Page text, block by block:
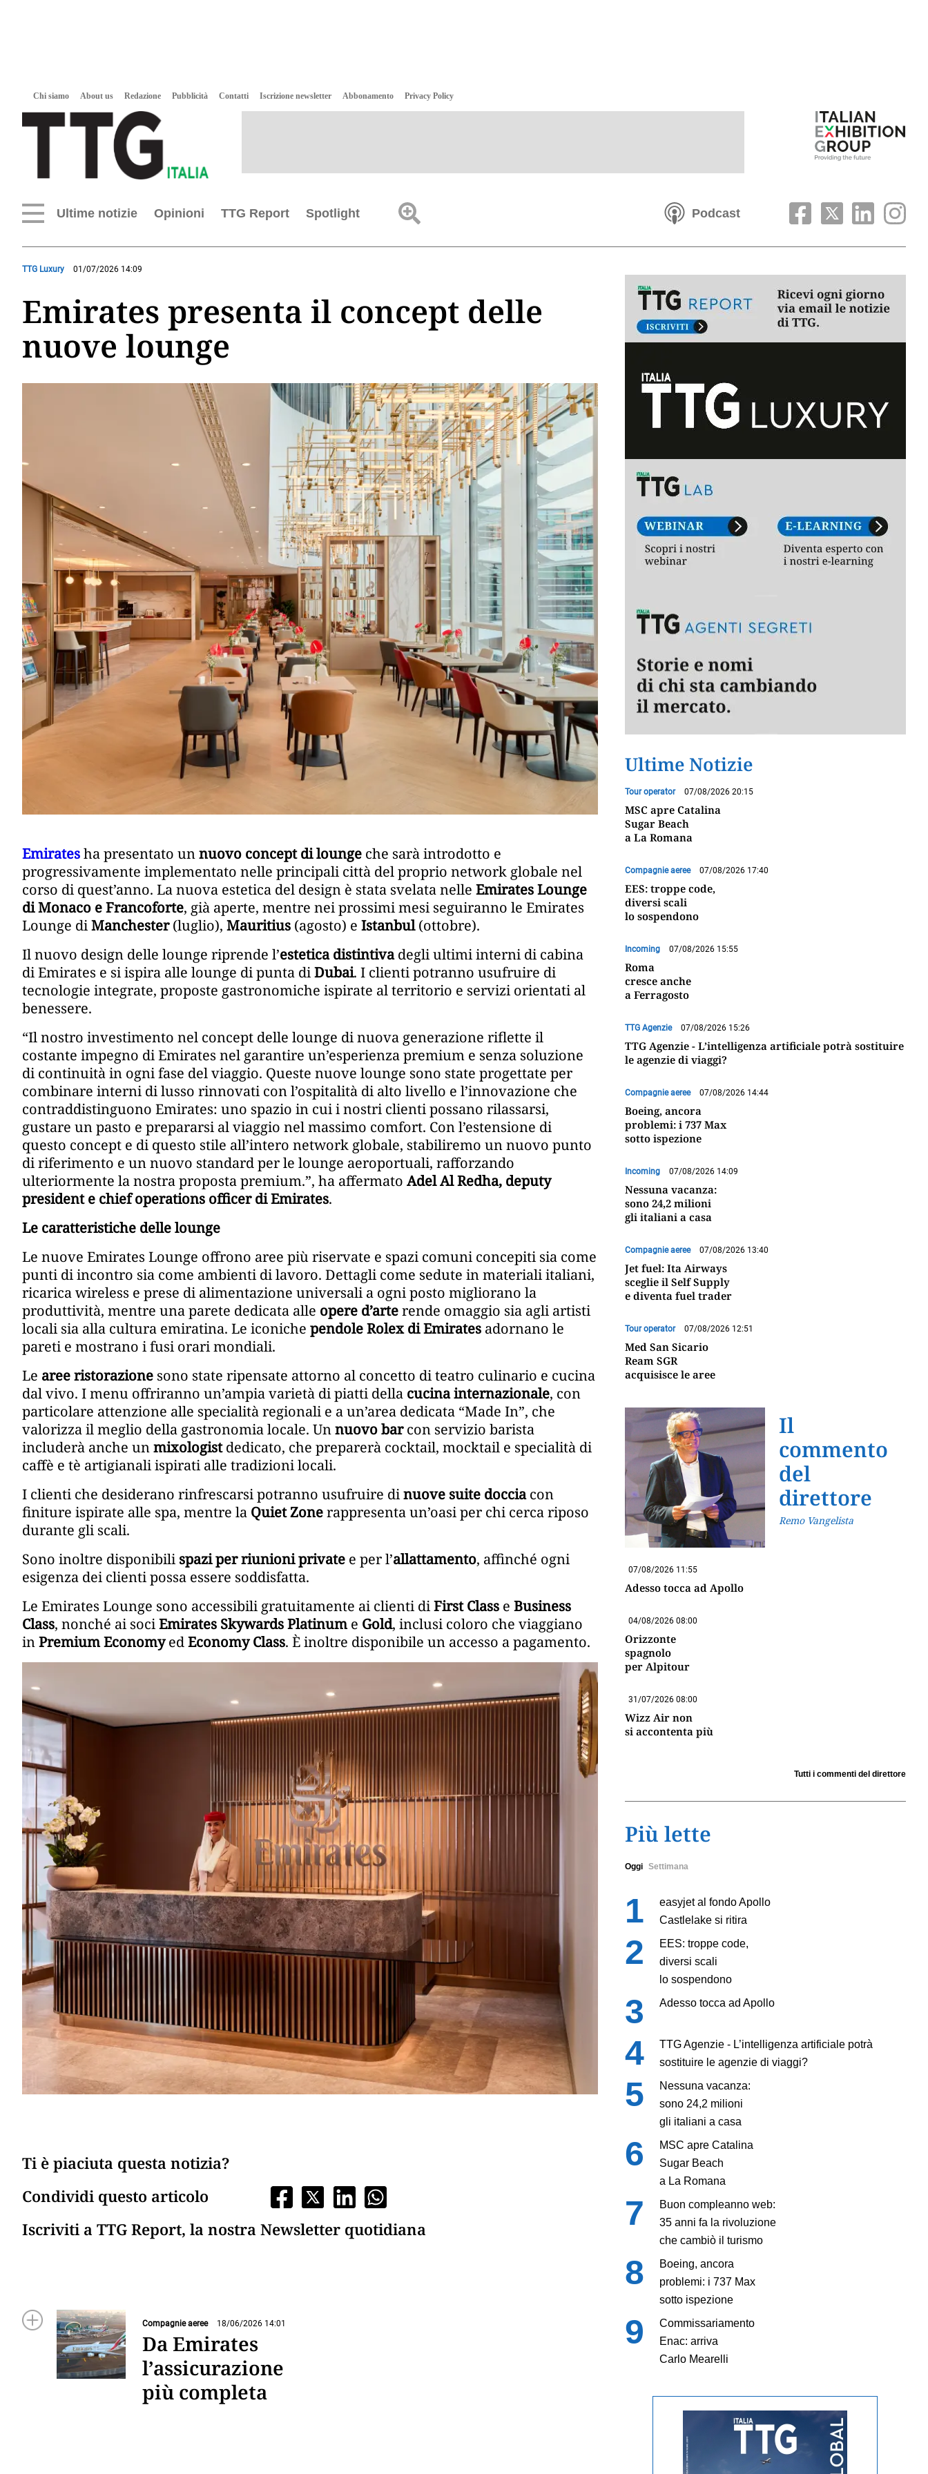
Chi siamo About us Redazione Pubblicità Contatti Iscrizione newsletter Abbonamento Privacy Policy
Ultime notizie Opinioni TTG Report Spotlight Podcast
TTG Luxury 01/07/2026 14:09
Emirates presenta il concept delle
nuove lounge
Emiratesha presentato unnuovo concept di lounge che sarà introdotto e
progressivamente implementato nelle principali città del proprio network globale nel
corso di quest’anno. La nuova estetica del design è stata svelata nelle Emirates Lounge
di Monaco e Francoforte, già aperte, mentre nei prossimi mesi seguiranno le Emirates
Lounge diManchester(luglio), Mauritius (agosto) e Istanbul(ottobre).
Il nuovo design delle lounge riprende l’estetica distintivadegli ultimi interni di cabina
di Emirates e si ispira alle lounge di punta diDubai. I clienti potranno usufruire di
tecnologie integrate, proposte gastronomiche ispirate al territorio e servizi orientati al
benessere.
“Il nostro investimento nel concept delle lounge di nuova generazione riflette il
costante impegno di Emirates nel garantire un’esperienza premium e senza soluzione
di continuità in ogni fase del viaggio. Queste nuove lounge sono state progettate per
combinare interni di lusso rinnovati con l’ospitalità di alto livello e l’innovazione che
contraddistinguono Emirates: uno spazio in cui i nostri clienti possano rilassarsi,
gustare un pasto e prepararsi al viaggio nel massimo comfort. Con l’estensione di
questo concept e di questo stile all’intero network globale, stabiliremo un nuovo punto
di riferimento e un nuovo standard per le lounge aeroportuali, rafforzando
ulteriormente la nostra proposta premium.”, ha affermato Adel Al Redha, deputy
president e chief operations officer di Emirates.
Le caratteristiche delle lounge
Le nuove Emirates Lounge offrono aree più riservate e spazi comuni concepiti sia come
punti di incontro sia come ambienti di lavoro. Dettagli come sedute in materiali italiani,
ricarica wireless e prese di alimentazione universali a ogni posto migliorano la
produttività, mentre una parete dedicata alle opere d’arterende omaggio sia agli artisti
locali sia alla cultura emiratina. Le iconiche pendole Rolex di Emirates adornano le
pareti e mostrano i fusi orari mondiali.
Le aree ristorazione sono state ripensate attorno al concetto di teatro culinario e cucina
dal vivo. I menu offriranno un’ampia varietà di piatti della cucina internazionale, con
particolare attenzione alle specialità regionali e a un’area dedicata “Made In”, che
valorizza il meglio della gastronomia locale. Unnuovo barcon servizio barista
includerà anche unmixologistdedicato, che preparerà cocktail, mocktail e specialità di
caffè e tè artigianali ispirati alle tradizioni locali.
I clienti che desiderano rinfrescarsi potranno usufruire dinuove suite docciacon
finiture ispirate alle spa, mentre la Quiet Zonerappresenta un’oasi per chi cerca riposo
durante gli scali.
Sono inoltre disponibilispazi per riunioni private e per l’allattamento, affinché ogni
esigenza dei clienti possa essere soddisfatta.
Le Emirates Lounge sono accessibili gratuitamente ai clienti diFirst Class e Business
Class, nonché ai sociEmirates Skywards Platinume Gold, inclusi coloro che viaggiano
inPremium EconomyedEconomy Class. È inoltre disponibile un accesso a pagamento.
Ti è piaciuta questa notizia?
Condividi questo articolo
Iscriviti a TTG Report, la nostra Newsletter quotidiana
Compagnie aeree 18/06/2026 14:01
Da Emirates
l’assicurazione
più completa
Ultime Notizie
Tour operator 07/08/2026 20:15
MSC apre Catalina
Sugar Beach
a La Romana
Compagnie aeree 07/08/2026 17:40
EES: troppe code,
diversi scali
lo sospendono
Incoming 07/08/2026 15:55
Roma
cresce anche
a Ferragosto
TTG Agenzie 07/08/2026 15:26
TTG Agenzie - L’intelligenza artificiale potrà sostituire
le agenzie di viaggi?
Compagnie aeree 07/08/2026 14:44
Boeing, ancora
problemi: i 737 Max
sotto ispezione
Incoming 07/08/2026 14:09
Nessuna vacanza:
sono 24,2 milioni
gli italiani a casa
Compagnie aeree 07/08/2026 13:40
Jet fuel: Ita Airways
sceglie il Self Supply
e diventa fuel trader
Tour operator 07/08/2026 12:51
Med San Sicario
Ream SGR
acquisisce le aree
Il
commento
del
direttore
Remo Vangelista
07/08/2026 11:55
Adesso tocca ad Apollo
04/08/2026 08:00
Orizzonte
spagnolo
per Alpitour
31/07/2026 08:00
Wizz Air non
si accontenta più
Tutti i commenti del direttore
Più lette
Oggi Settimana
easyjet al fondo Apollo
Castlelake si ritira
EES: troppe code,
diversi scali
lo sospendono
Adesso tocca ad Apollo
TTG Agenzie - L’intelligenza artificiale potrà
sostituire le agenzie di viaggi?
Nessuna vacanza:
sono 24,2 milioni
gli italiani a casa
MSC apre Catalina
Sugar Beach
a La Romana
Buon compleanno web:
35 anni fa la rivoluzione
che cambiò il turismo
Boeing, ancora
problemi: i 737 Max
sotto ispezione
Commissariamento
Enac: arriva
Carlo Mearelli